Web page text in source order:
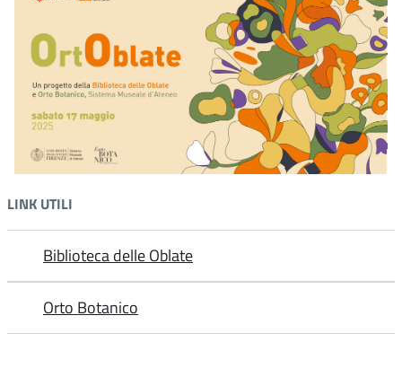
LINK UTILI
Biblioteca delle Oblate
Orto Botanico